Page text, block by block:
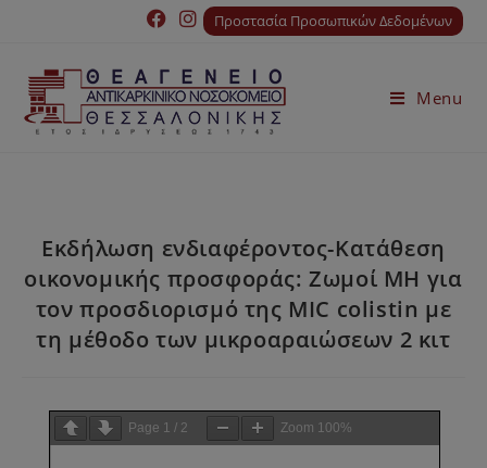
Προστασία Προσωπικών Δεδομένων
Menu
Εκδήλωση ενδιαφέροντος-Κατάθεση
οικονομικής προσφοράς: Ζωμοί MH για
τον προσδιορισμό της MIC colistin με
τη μέθοδο των μικροαραιώσεων 2 κιτ
Page 1 / 2 Zoom 100%